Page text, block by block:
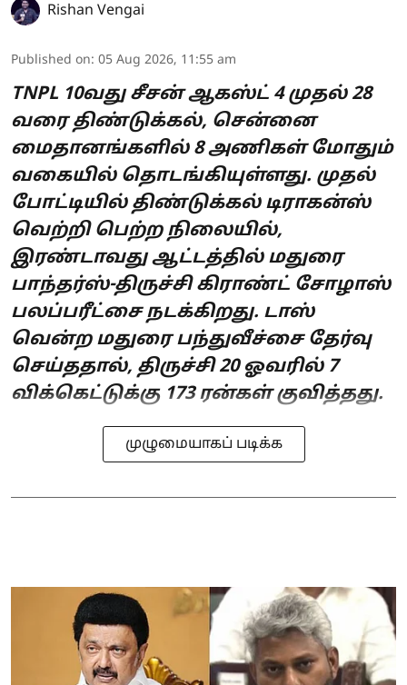
Rishan Vengai
Published on: 05 Aug 2026, 11:55 am
TNPL 10வது சீசன் ஆகஸ்ட் 4 முதல் 28
வரை திண்டுக்கல், சென்னை
மைதானங்களில் 8 அணிகள் மோதும்
வகையில் தொடங்கியுள்ளது. முதல்
போட்டியில் திண்டுக்கல் டிராகன்ஸ்
வெற்றி பெற்ற நிலையில்,
இரண்டாவது ஆட்டத்தில் மதுரை
பாந்தர்ஸ்-திருச்சி கிராண்ட் சோழாஸ்
பலப்பரீட்சை நடக்கிறது. டாஸ்
வென்ற மதுரை பந்துவீச்சை தேர்வு
செய்ததால், திருச்சி 20 ஓவரில் 7
விக்கெட்டுக்கு 173 ரன்கள் குவித்தது.
முழுமையாகப் படிக்க